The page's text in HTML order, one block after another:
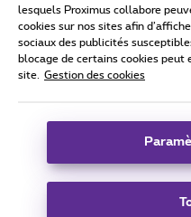
Tous droits réservés. © 2026
Conditions générales, info
Coordonnées de l’entreprise
Boulevard du Roi Albert II 27
lesquels Proximus collabore
cookies sur nos sites afin
sociaux des publicités
blocage de certains cookies
site.
Gestion des cookies